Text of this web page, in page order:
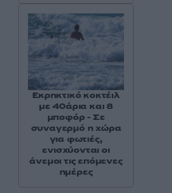
Εκρηκτικό κοκτέιλ
με 40άρια και 8
μποφόρ - Σε
συναγερμό η χώρα
για φωτιές,
ενισχύονται οι
άνεμοι τις επόμενες
ημέρες